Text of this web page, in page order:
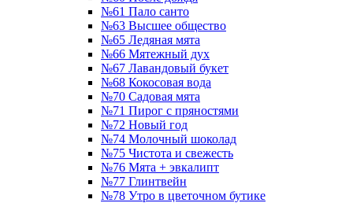
№61 Пало санто
№63 Высшее общество
№65 Ледяная мята
№66 Мятежный дух
№67 Лавандовый букет
№68 Кокосовая вода
№70 Садовая мята
№71 Пирог с пряностями
№72 Новый год
№74 Молочный шоколад
№75 Чистота и свежесть
№76 Мята + эвкалипт
№77 Глинтвейн
№78 Утро в цветочном бутике